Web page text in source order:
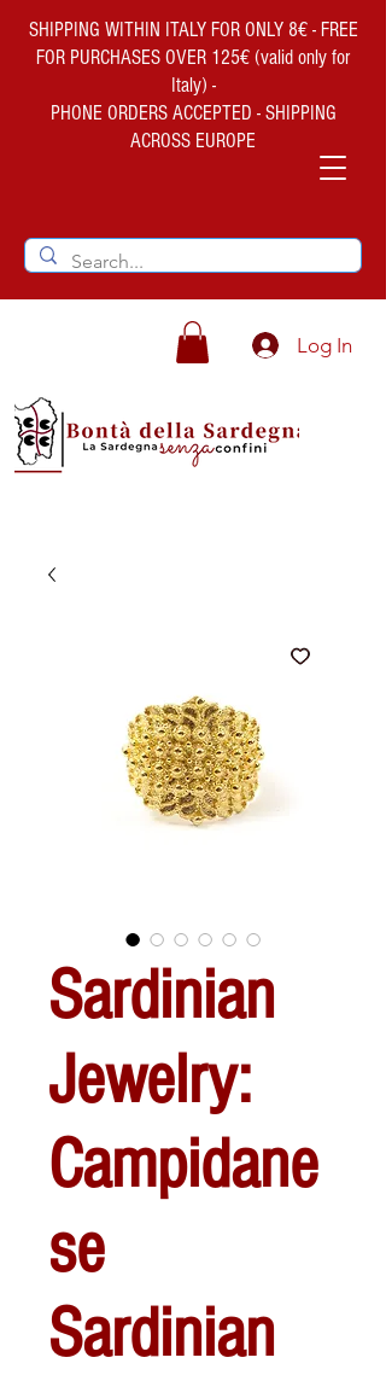
SHIPPING WITHIN ITALY FOR ONLY 8€ - FREE
FOR PURCHASES OVER 125€ (valid only for
Italy) -
PHONE ORDERS ACCEPTED - SHIPPING
ACROSS EUROPE
Log In
Sardinian
Jewelry:
Campidane
se
Sardinian